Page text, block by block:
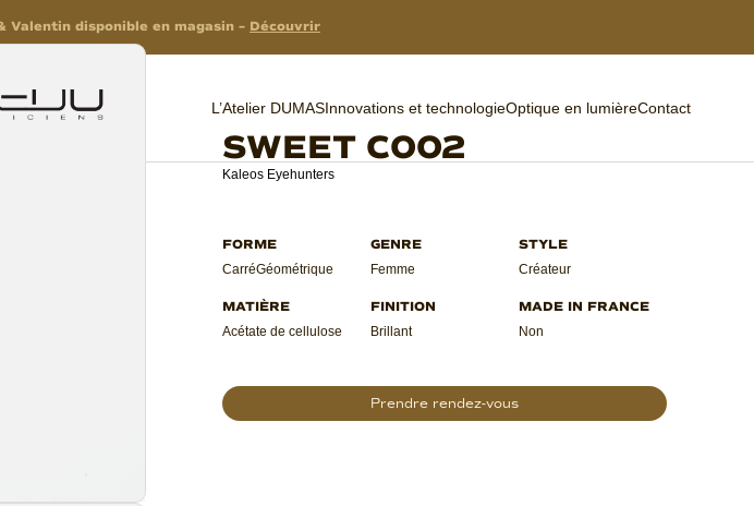
Valentin disponible en magasin – Découvrir
L’Atelier DUMASInnovations et technologieOptique en lumièreContact
SWEET C002
Kaleos Eyehunters
CarréGéométrique Femme Créateur
Acétate de cellulose Brillant Non
Prendre rendez-vous